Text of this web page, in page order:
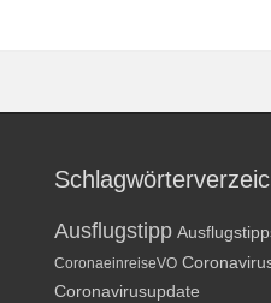
Ausflugstipp
CoronaeinreiseVO
Coronavirusupdate